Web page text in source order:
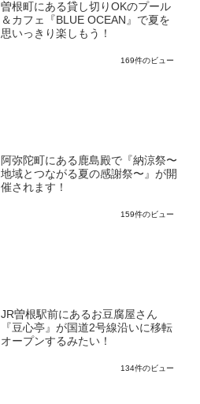
曽根町にある貸し切りOKのプール
＆カフェ『BLUE OCEAN』で夏を
思いっきり楽しもう！
169件のビュー
阿弥陀町にある鹿島殿で『納涼祭〜
地域とつながる夏の感謝祭〜』が開
催されます！
159件のビュー
JR曽根駅前にあるお豆腐屋さん
『豆心亭』が国道2号線沿いに移転
オープンするみたい！
134件のビュー